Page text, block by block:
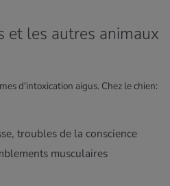
et les autres animaux
d'intoxication aigus. Chez le chien:
troubles de la conscience
musculaires